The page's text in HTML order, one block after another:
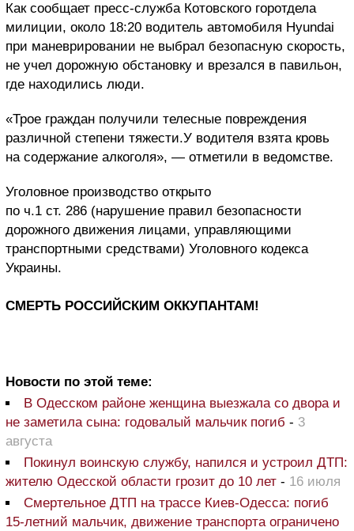
Как сообщает пресс-служба Котовского горотдела
милиции, около 18:20 водитель автомобиля Hyundai
при маневрировании не выбрал безопасную скорость,
не учел дорожную обстановку и врезался в павильон,
где находились люди.
«Трое граждан получили телесные повреждения
различной степени тяжести.У водителя взята кровь
на содержание алкоголя», — отметили в ведомстве.
Уголовное производство открыто
по ч.1 ст. 286 (нарушение правил безопасности
дорожного движения лицами, управляющими
транспортными средствами) Уголовного кодекса
Украины.
СМЕРТЬ РОССИЙСКИМ ОККУПАНТАМ!
Новости по этой теме:
В Одесском районе женщина выезжала со двора и
не заметила сына: годовалый мальчик погиб - 3
августа
Покинул воинскую службу, напился и устроил ДТП:
жителю Одесской области грозит до 10 лет - 16 июля
Смертельное ДТП на трассе Киев-Одесса: погиб
15-летний мальчик, движение транспорта ограничено